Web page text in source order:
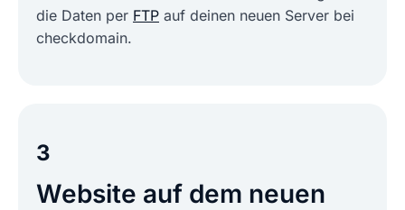
die Daten per FTP auf deinen neuen Server bei
checkdomain.
3
Website auf dem neuen